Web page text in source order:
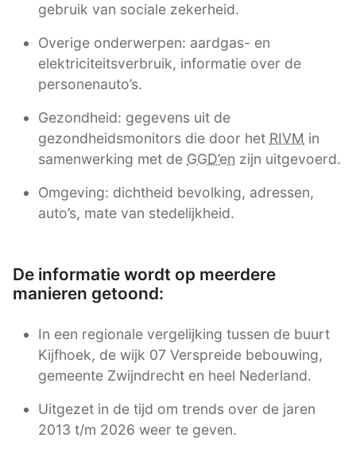
gebruik van sociale zekerheid.
Overige onderwerpen: aardgas- en
elektriciteitsverbruik, informatie over de
personenauto’s.
Gezondheid: gegevens uit de
gezondheidsmonitors die door het RIVM in
samenwerking met de GGD’en zijn uitgevoerd.
Omgeving: dichtheid bevolking, adressen,
auto’s, mate van stedelijkheid.
De informatie wordt op meerdere
manieren getoond:
In een regionale vergelijking tussen de buurt
Kijfhoek, de wijk 07 Verspreide bebouwing,
gemeente Zwijndrecht en heel Nederland.
Uitgezet in de tijd om trends over de jaren
2013 t/m 2026 weer te geven.